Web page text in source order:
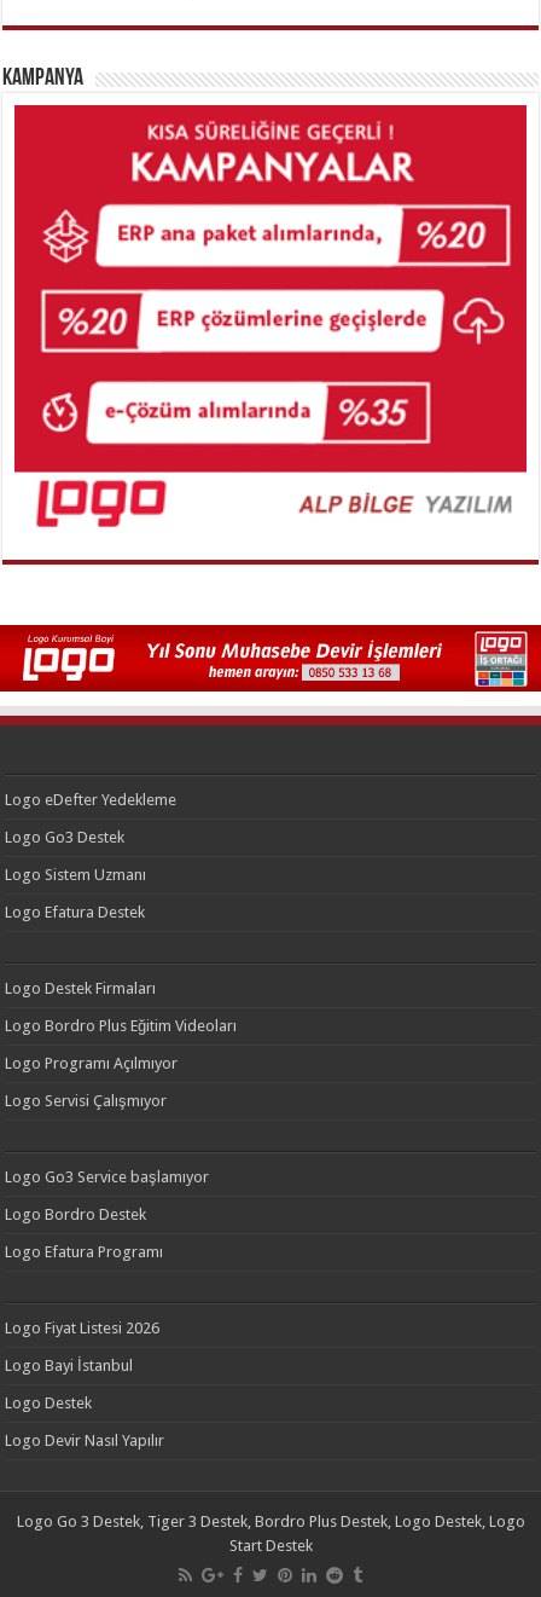
Kampanya
Logo eDefter Yedekleme
Logo Go3 Destek
Logo Sistem Uzmanı
Logo Efatura Destek
Logo Destek Firmaları
Logo Bordro Plus Eğitim Videoları
Logo Programı Açılmıyor
Logo Servisi Çalışmıyor
Logo Go3 Service başlamıyor
Logo Bordro Destek
Logo Efatura Programı
Logo Fiyat Listesi 2026
Logo Bayi İstanbul
Logo Destek
Logo Devir Nasıl Yapılır
Logo Go 3 Destek, Tiger 3 Destek, Bordro Plus Destek, Logo Destek, Logo
Start Destek